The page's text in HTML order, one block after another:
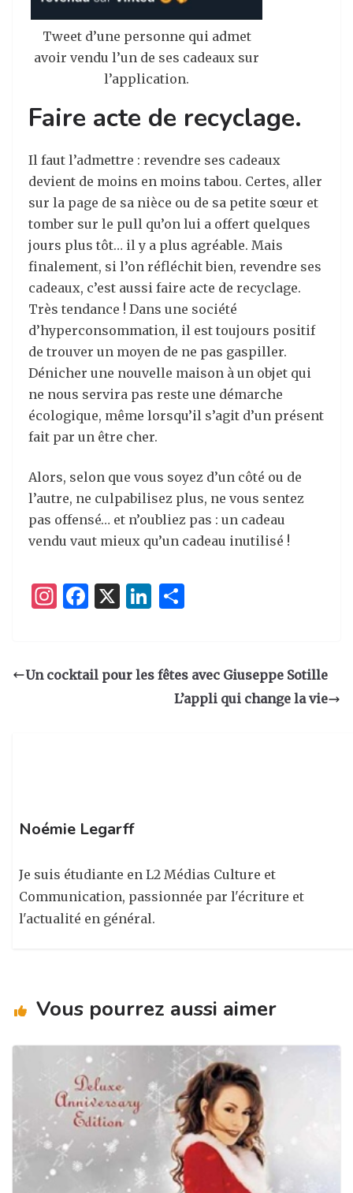
Tweet d’une personne qui admet
avoir vendu l’un de ses cadeaux sur
l’application.
Faire acte de recyclage.
Il faut l’admettre : revendre ses cadeaux
devient de moins en moins tabou. Certes, aller
sur la page de sa nièce ou de sa petite sœur et
tomber sur le pull qu’on lui a offert quelques
jours plus tôt… il y a plus agréable. Mais
finalement, si l’on réfléchit bien, revendre ses
cadeaux, c’est aussi faire acte de recyclage.
Très tendance ! Dans une société
d’hyperconsommation, il est toujours positif
de trouver un moyen de ne pas gaspiller.
Dénicher une nouvelle maison à un objet qui
ne nous servira pas reste une démarche
écologique, même lorsqu’il s’agit d’un présent
fait par un être cher.
Alors, selon que vous soyez d’un côté ou de
l’autre, ne culpabilisez plus, ne vous sentez
pas offensé… et n’oubliez pas : un cadeau
vendu vaut mieux qu’un cadeau inutilisé !
I
a
F
e
X
Li
e
dI
g
er
Un cocktail pour les fêtes avec Giuseppe Sotille
L’appli qui change la vie
Noémie Legarff
Je suis étudiante en L2 Médias Culture et
Communication, passionnée par l'écriture et
l'actualité en général.
Vous pourrez aussi aimer